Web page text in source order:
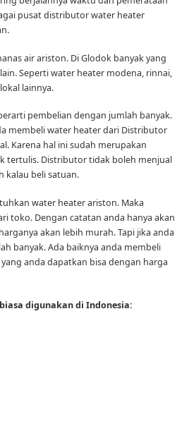
pusat distributor water heater
air ariston. Di Glodok banyak yang
Seperti water heater modena, rinnai,
lainnya.
pembelian dengan jumlah banyak.
membeli water heater dari Distributor
Karena hal ini sudah merupakan
tertulis. Distributor tidak boleh menjual
kalau beli satuan.
water heater ariston. Maka
toko. Dengan catatan anda hanya akan
akan lebih murah. Tapi jika anda
banyak. Ada baiknya anda membeli
anda dapatkan bisa dengan harga
digunakan di Indonesia: